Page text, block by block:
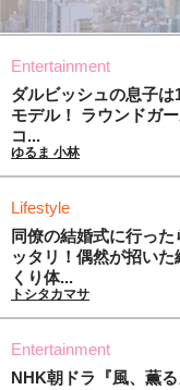
Entertainment
ダルビッシュの息子は
モデル！ ラウンドガ
コ...
ゆるま 小林
Lifestyle
同僚の結婚式に行っ
ッタリ！偶然が招いた
くり体...
トシタカマサ
Entertainment
NHK朝ドラ『風、薫